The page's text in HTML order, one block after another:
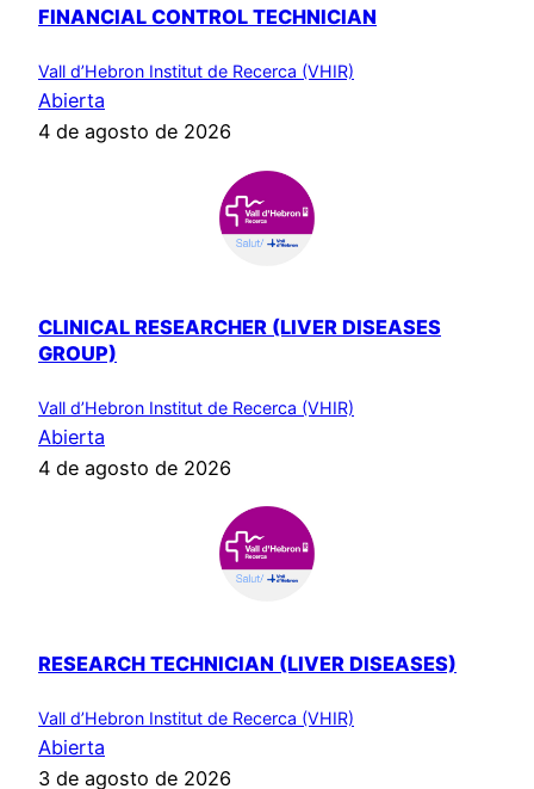
FINANCIAL CONTROL TECHNICIAN
Vall d’Hebron Institut de Recerca (VHIR)
Abierta
4 de agosto de 2026
CLINICAL RESEARCHER (LIVER DISEASES
GROUP)
Vall d’Hebron Institut de Recerca (VHIR)
Abierta
4 de agosto de 2026
RESEARCH TECHNICIAN (LIVER DISEASES)
Vall d’Hebron Institut de Recerca (VHIR)
Abierta
3 de agosto de 2026